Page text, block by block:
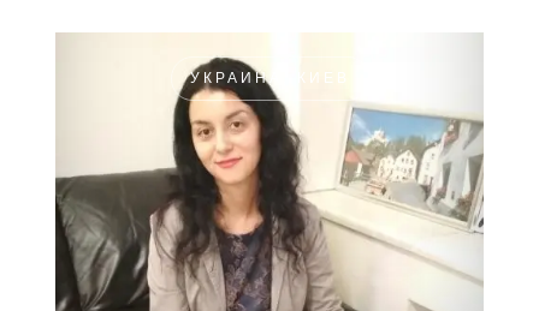
УКРАИНА, КИЕВ